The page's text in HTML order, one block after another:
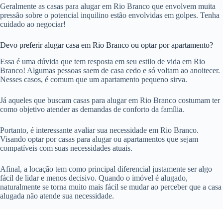
Geralmente as casas para alugar em Rio Branco que envolvem muita
pressão sobre o potencial inquilino estão envolvidas em golpes. Tenha
cuidado ao negociar!
Devo preferir alugar casa em Rio Branco ou optar por apartamento?
Essa é uma dúvida que tem resposta em seu estilo de vida em Rio
Branco! Algumas pessoas saem de casa cedo e só voltam ao anoitecer.
Nesses casos, é comum que um apartamento pequeno sirva.
Já aqueles que buscam casas para alugar em Rio Branco costumam ter
como objetivo atender as demandas de conforto da família.
Portanto, é interessante avaliar sua necessidade em Rio Branco.
Visando optar por casas para alugar ou apartamentos que sejam
compatíveis com suas necessidades atuais.
Afinal, a locação tem como principal diferencial justamente ser algo
fácil de lidar e menos decisivo. Quando o imóvel é alugado,
naturalmente se torna muito mais fácil se mudar ao perceber que a casa
alugada não atende sua necessidade.